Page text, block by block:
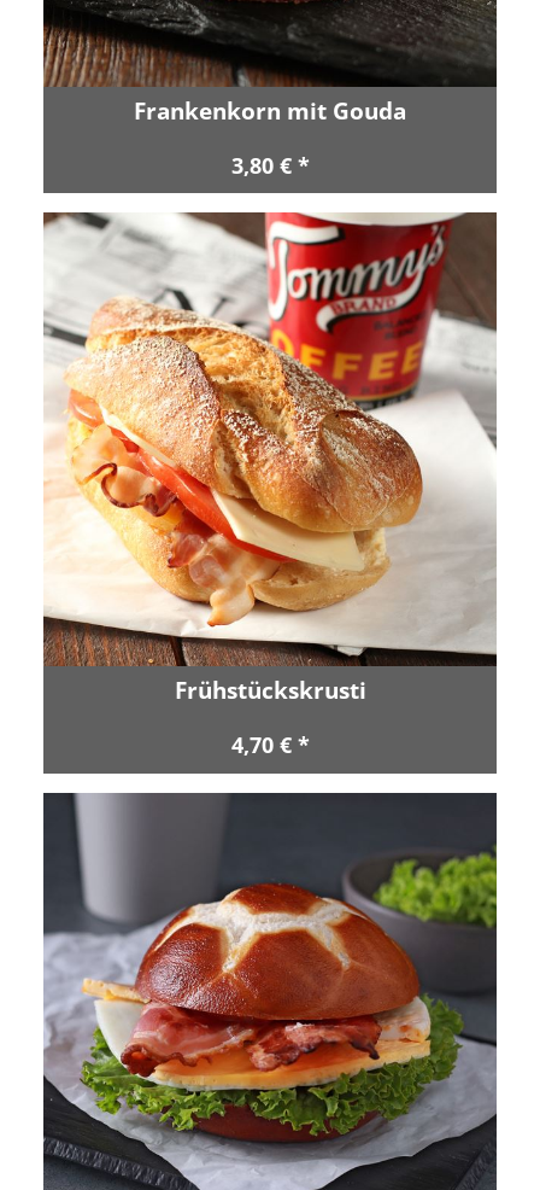
Frankenkorn mit Gouda
3,80 € *
Frühstückskrusti
4,70 € *